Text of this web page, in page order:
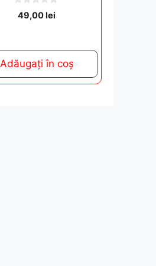
o
f
5
49,00lei
Adăugați în coș